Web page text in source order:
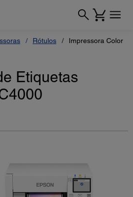
Rótulos Impressora
Etiquetas